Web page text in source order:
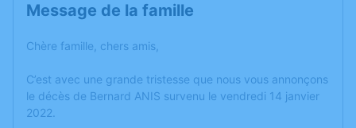
Message de la famille
Chère famille, chers amis,
C’est avec une grande tristesse que nous vous annonçons
le décès de Bernard ANIS survenu le vendredi 14 janvier
2022.